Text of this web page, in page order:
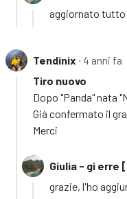
aggiornato
Tendinix ∙ 4 anni fa
Tiro nuovo
Dopo "Panda" nata
Già confermato il
Merci
Giulia - gi erre
grazie, l'ho